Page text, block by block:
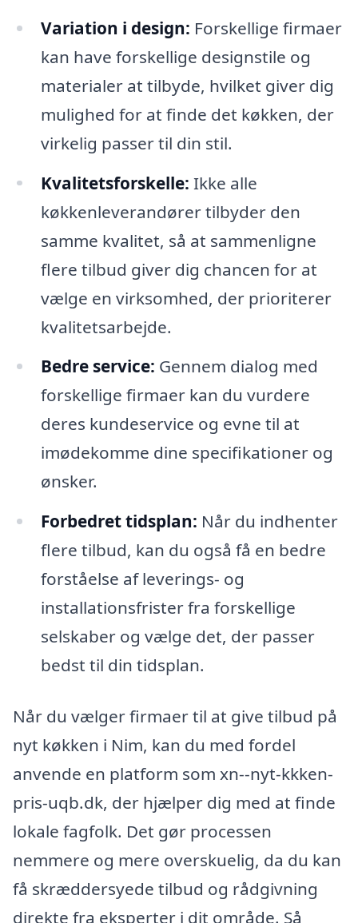
Variation i design: Forskellige firmaer
kan have forskellige designstile og
materialer at tilbyde, hvilket giver dig
mulighed for at finde det køkken, der
virkelig passer til din stil.
Kvalitetsforskelle: Ikke alle
køkkenleverandører tilbyder den
samme kvalitet, så at sammenligne
flere tilbud giver dig chancen for at
vælge en virksomhed, der prioriterer
kvalitetsarbejde.
Bedre service: Gennem dialog med
forskellige firmaer kan du vurdere
deres kundeservice og evne til at
imødekomme dine specifikationer og
ønsker.
Forbedret tidsplan: Når du indhenter
flere tilbud, kan du også få en bedre
forståelse af leverings- og
installationsfrister fra forskellige
selskaber og vælge det, der passer
bedst til din tidsplan.
Når du vælger firmaer til at give tilbud på
nyt køkken i Nim, kan du med fordel
anvende en platform som xn--nyt-kkken-
pris-uqb.dk, der hjælper dig med at finde
lokale fagfolk. Det gør processen
nemmere og mere overskuelig, da du kan
få skræddersyede tilbud og rådgivning
direkte fra eksperter i dit område. Så